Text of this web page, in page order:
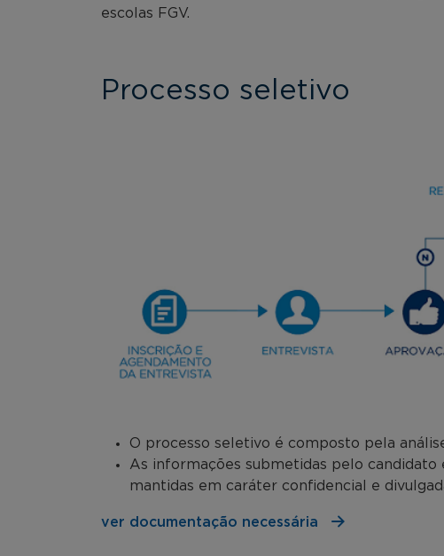
escolas FGV.
Processo seletivo
O processo seletivo é composto pela
As informações submetidas pelo
mantidas em caráter confidencial e
ver documentação necessária